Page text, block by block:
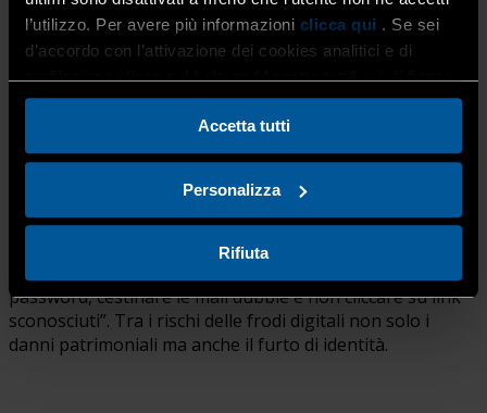
l’utilizzo. Per avere più informazioni clicca qui . Se sei
d’accordo con l’attivazione dei cookies analitici e di
profilazione clicca sul bottone “Accetta tutti” qui di fianco.
Accetta tutti
Personalizza
Rifiuta
Iltenente Luca
Augelli della Guardia di Finanza di Bergamoha
parlato di truffe informatiche, sottolineando che le
maggiori truffe riguardano gli over 65 e raccontando un
all’affitto, tramite sito web, di una casa vacanza
inesistente. “La prima difesa è la prevenzione – ha detto
– quindi è importante non farsi abbindolare da facili
offerte, stare molto attenti a non fornire dati personali e
password, cestinare le mail dubbie e non cliccare su link
sconosciuti”. Tra i rischi delle frodi digitali non solo i
danni patrimoniali ma anche il furto di identità.